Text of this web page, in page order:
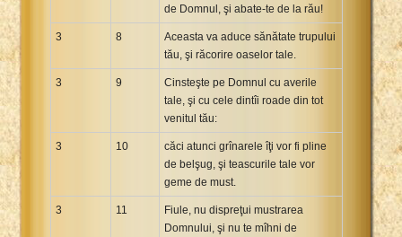
de Domnul, şi abate-te de la rău!
3 8
Aceasta va aduce sănătate trupului
tău, şi răcorire oaselor tale.
3 9
Cinsteşte pe Domnul cu averile
tale, şi cu cele dintîi roade din tot
venitul tău:
3 10
căci atunci grînarele îţi vor fi pline
de belşug, şi teascurile tale vor
geme de must.
3 11
Fiule, nu dispreţui mustrarea
Domnului, şi nu te mîhni de